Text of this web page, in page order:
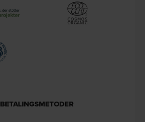
BETALINGSMETODER